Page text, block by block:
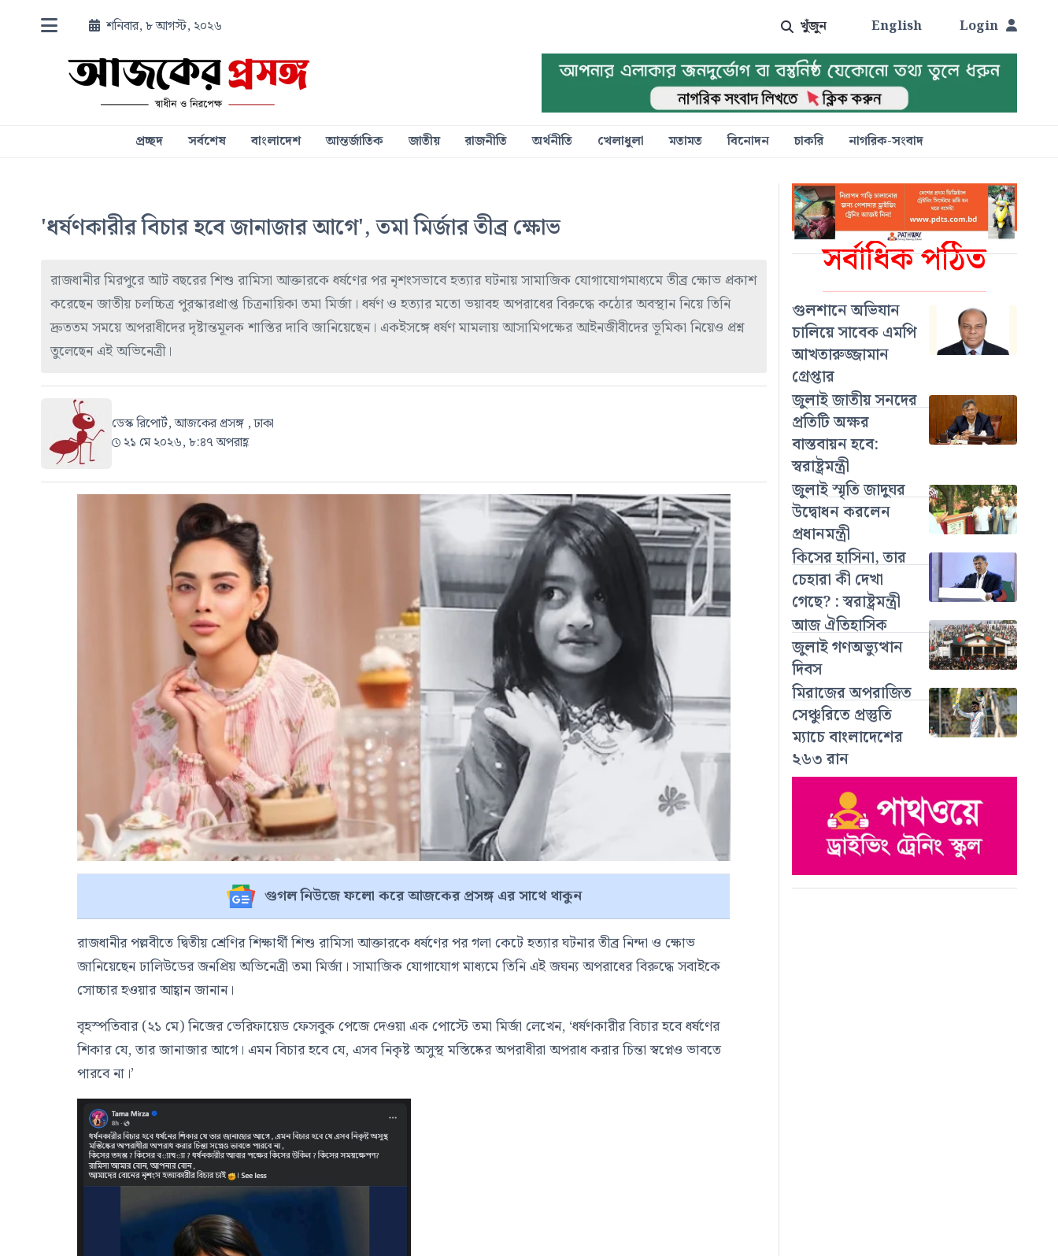
শনিবার, ৮ আগস্ট, ২০২৬ খুঁজুন English Login
প্রচ্ছদ সর্বশেষ বাংলাদেশ আন্তর্জাতিক জাতীয় রাজনীতি অর্থনীতি খেলাধুলা মতামত বিনোদন চাকরি নাগরিক-সংবাদ
সর্বাধিক পঠিত
গুলশানে অভিযান
চালিয়ে সাবেক এমপি
আখতারুজ্জামান
গ্রেপ্তার
জুলাই জাতীয় সনদের
প্রতিটি অক্ষর
বাস্তবায়ন হবে:
স্বরাষ্ট্রমন্ত্রী
জুলাই স্মৃতি জাদুঘর
উদ্বোধন করলেন
প্রধানমন্ত্রী
কিসের হাসিনা, তার
চেহারা কী দেখা
গেছে? : স্বরাষ্ট্রমন্ত্রী
আজ ঐতিহাসিক
জুলাই গণঅভ্যুত্থান
দিবস
মিরাজের অপরাজিত
সেঞ্চুরিতে প্রস্তুতি
ম্যাচে বাংলাদেশের
২৬৩ রান
'ধর্ষণকারীর বিচার হবে জানাজার আগে', তমা মির্জার তীব্র ক্ষোভ
রাজধানীর মিরপুরে আট বছরের শিশু রামিসা আক্তারকে ধর্ষণের পর নৃশংসভাবে হত্যার ঘটনায় সামাজিক যোগাযোগমাধ্যমে তীব্র ক্ষোভ প্রকাশ
করেছেন জাতীয় চলচ্চিত্র পুরস্কারপ্রাপ্ত চিত্রনায়িকা তমা মির্জা। ধর্ষণ ও হত্যার মতো ভয়াবহ অপরাধের বিরুদ্ধে কঠোর অবস্থান নিয়ে তিনি
দ্রুততম সময়ে অপরাধীদের দৃষ্টান্তমূলক শাস্তির দাবি জানিয়েছেন। একইসঙ্গে ধর্ষণ মামলায় আসামিপক্ষের আইনজীবীদের ভূমিকা নিয়েও প্রশ্ন
তুলেছেন এই অভিনেত্রী।
ডেস্ক রিপোর্ট, আজকের প্রসঙ্গ , ঢাকা
২১ মে ২০২৬, ৮:৪৭ অপরাহ্ণ
গুগল নিউজে ফলো করে আজকের প্রসঙ্গ এর সাথে থাকুন
রাজধানীর পল্লবীতে দ্বিতীয় শ্রেণির শিক্ষার্থী শিশু রামিসা আক্তারকে ধর্ষণের পর গলা কেটে হত্যার ঘটনার তীব্র নিন্দা ও ক্ষোভ
জানিয়েছেন ঢালিউডের জনপ্রিয় অভিনেত্রী তমা মির্জা। সামাজিক যোগাযোগ মাধ্যমে তিনি এই জঘন্য অপরাধের বিরুদ্ধে সবাইকে
সোচ্চার হওয়ার আহ্বান জানান।
বৃহস্পতিবার (২১ মে) নিজের ভেরিফায়েড ফেসবুক পেজে দেওয়া এক পোস্টে তমা মির্জা লেখেন, ‘ধর্ষণকারীর বিচার হবে ধর্ষণের
শিকার যে, তার জানাজার আগে। এমন বিচার হবে যে, এসব নিকৃষ্ট অসুস্থ মস্তিষ্কের অপরাধীরা অপরাধ করার চিন্তা স্বপ্নেও ভাবতে
পারবে না।’